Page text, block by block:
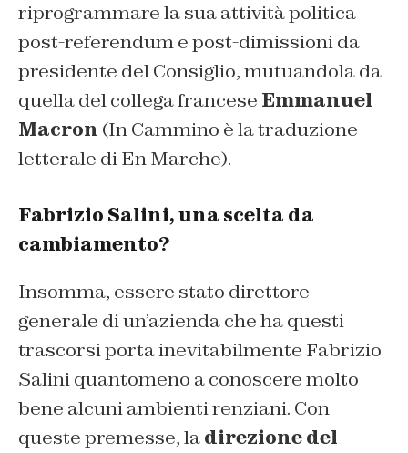
riprogrammare la sua attività politica
post-referendum e post-dimissioni da
presidente del Consiglio, mutuandola da
quella del collega francese Emmanuel
Macron (In Cammino è la traduzione
letterale diEn Marche).
Fabrizio Salini, una scelta da
cambiamento?
Insomma, essere stato direttore
generale di un’azienda che ha questi
trascorsi porta inevitabilmente Fabrizio
Salini quantomeno a conoscere molto
bene alcuni ambienti renziani. Con
queste premesse, ladirezione del